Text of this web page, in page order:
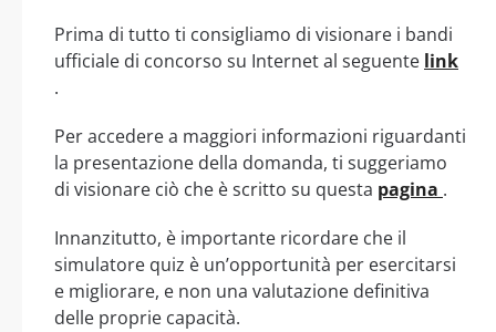
Prima di tutto ti consigliamo di visionare i bandi
ufficiale di concorso su Internet al seguente link
.
Per accedere a maggiori informazioni riguardanti
la presentazione della domanda, ti suggeriamo
di visionare ciò che è scritto su questa pagina .
Innanzitutto, è importante ricordare che il
simulatore quiz è un’opportunità per esercitarsi
e migliorare, e non una valutazione definitiva
delle proprie capacità.